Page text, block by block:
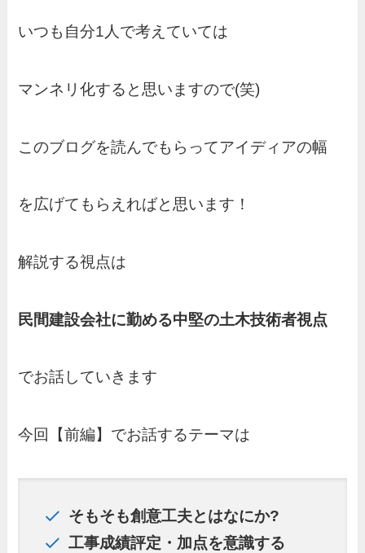
いつも自分1人で考えていては
マンネリ化すると思いますので(笑)
このブログを読んでもらってアイディアの幅
を広げてもらえればと思います！
解説する視点は
民間建設会社に勤める中堅の土木技術者視点
でお話していきます
今回【前編】でお話するテーマは
そもそも創意工夫とはなにか?
工事成績評定・加点を意識する